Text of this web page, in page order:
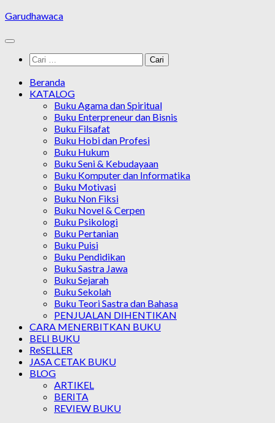
Skip
content
Garudhawaca
Cari
untuk:
Beranda
KATALOG
Buku Agama dan Spiritual
Buku Enterpreneur dan Bisnis
Buku Filsafat
Buku Hobi dan Profesi
Buku Hukum
Buku Seni & Kebudayaan
Buku Komputer dan Informatika
Buku Motivasi
Buku Non Fiksi
Buku Novel & Cerpen
Buku Psikologi
Buku Pertanian
Buku Puisi
Buku Pendidikan
Buku Sastra Jawa
Buku Sejarah
Buku Sekolah
Buku Teori Sastra dan Bahasa
PENJUALAN DIHENTIKAN
CARA MENERBITKAN BUKU
BELI BUKU
ReSELLER
JASA CETAK BUKU
BLOG
ARTIKEL
BERITA
REVIEW BUKU